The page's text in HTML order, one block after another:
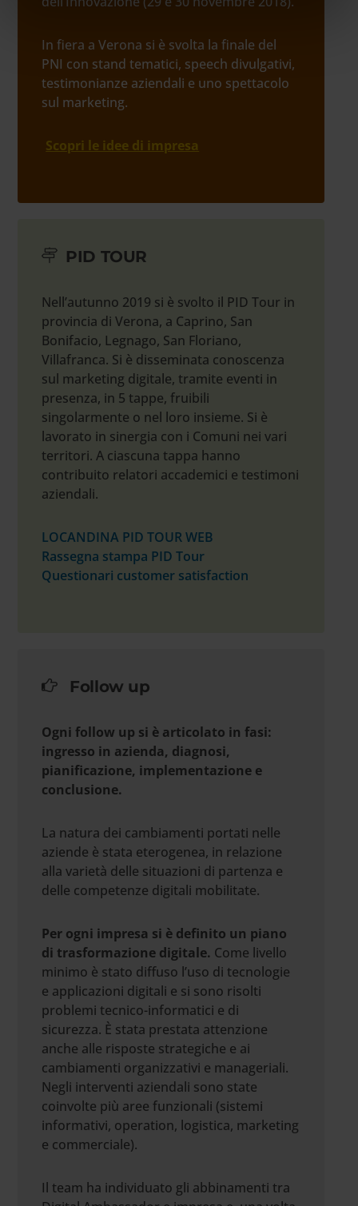
pubblicità e social media, i quali potrebbero combinarle
con altre informazioni che hai fornito loro o che hanno
raccolto dal tuo utilizzo dei loro servizi.
In fiera a Verona si è svolta la finale del
PNI con stand tematici, speech divulgativi,
testimonianze aziendali e uno spettacolo
sul marketing.
Scopri le idee di impresa
PID TOUR
Nell’autunno 2019 si è svolto il PID Tour in
provincia di Verona, a Caprino, San
Bonifacio, Legnago, San Floriano,
Villafranca. Si è disseminata conoscenza
sul marketing digitale, tramite eventi in
presenza, in 5 tappe, fruibili
singolarmente o nel loro insieme. Si è
lavorato in sinergia con i Comuni nei vari
territori. A ciascuna tappa hanno
contribuito relatori accademici e testimoni
aziendali.
LOCANDINA PID TOUR WEB
Rassegna stampa PID Tour
Questionari customer satisfaction
Follow up
Ogni follow up si è articolato in fasi:
ingresso in azienda, diagnosi,
pianificazione, implementazione e
conclusione.
La natura dei cambiamenti portati nelle
aziende è stata eterogenea, in relazione
alla varietà delle situazioni di partenza e
delle competenze digitali mobilitate.
Per ogni impresa si è definito un piano
di trasformazione digitale. Come livello
minimo è stato diffuso l’uso di tecnologie
e applicazioni digitali e si sono risolti
problemi tecnico-informatici e di
sicurezza. È stata prestata attenzione
anche alle risposte strategiche e ai
cambiamenti organizzativi e manageriali.
Negli interventi aziendali sono state
coinvolte più aree funzionali (sistemi
informativi, operation, logistica, marketing
e commerciale).
Il team ha individuato gli abbinamenti tra